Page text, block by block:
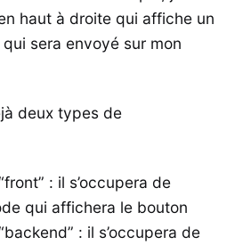
haut à droite qui affiche un
sera envoyé sur mon
deux types de
: il s’occupera de
qui affichera le bouton
: il s’occupera de